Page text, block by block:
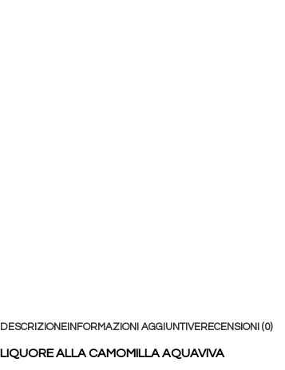
DESCRIZIONE INFORMAZIONI AGGIUNTIVERECENSIONI (0)
LIQUORE ALLA CAMOMILLA AQUAVIVA